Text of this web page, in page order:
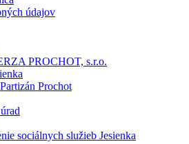
údajov
PROCHOT, s.r.o.
Prochot
sociálnych služieb Jesienka